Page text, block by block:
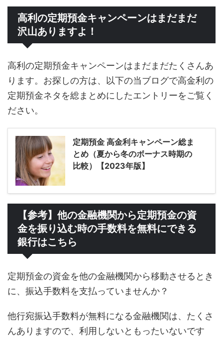
高利の定期預金キャンペーンはまだまだ
沢山ありますよ！
高利の定期預金キャンペーンはまだまだたくさんあ
ります。お探しの方は、以下の当ブログで高金利の
定期預金ネタを総まとめにしたエントリーをご覧く
ださい。
定期預金 高金利キャンペーン総ま
とめ（夏から冬のボーナス時期の
比較）【2023年版】
【参考】他の金融機関から定期預金の資
金を振り込む時の手数料を無料にできる
銀行はこちら
定期預金の資金を他の金融機関から移動させるとき
に、振込手数料を支払っていませんか？
他行宛振込手数料が無料になる金融機関は、たくさ
んありますので、利用しないともったいないです